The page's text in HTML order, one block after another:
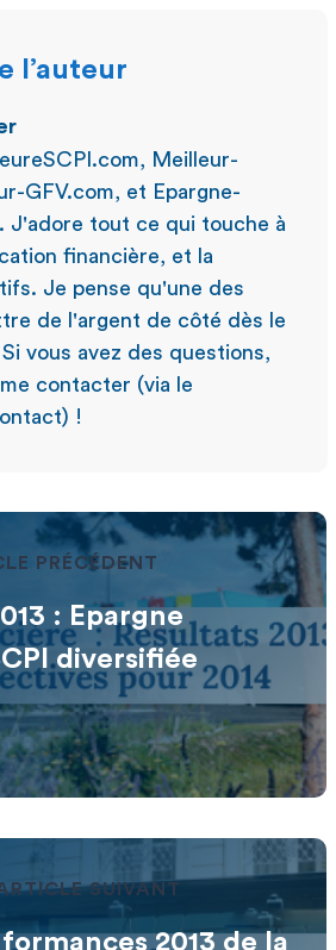
l’auteur
Meilleur-
GFV.com, et Epargne-
J'adore tout ce qui touche à
financière, et la
Je pense qu'une des
de l'argent de côté dès le
vous avez des questions,
contacter (via le
!
PRÉCÉDENT
: Epargne
diversifiée
SUIVANT
2013 de la